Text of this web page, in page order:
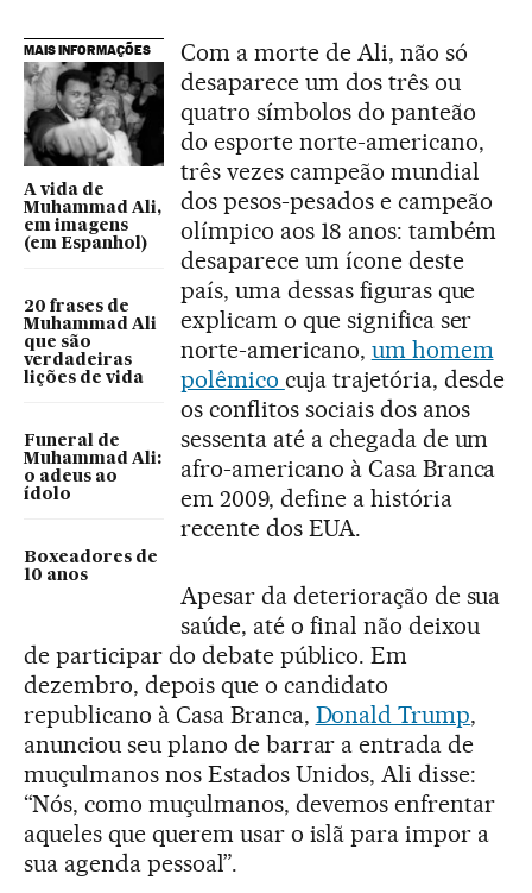
MAIS INFORMAÇÕES
A vida de
Muhammad Ali,
em imagens
(em Espanhol)
20 frases de
Muhammad Ali
que são
verdadeiras
lições de vida
Funeral de
Muhammad Ali:
o adeus ao
ídolo
Boxeadores de
10 anos
Com a morte de Ali, não só
desaparece um dos três ou
quatro símbolos do panteão
do esporte norte-americano,
três vezes campeão mundial
dos pesos-pesados e campeão
olímpico aos 18 anos: também
desaparece um ícone deste
país, uma dessas figuras que
explicam o que significa ser
norte-americano, um homem
polêmico cuja trajetória, desde
os conflitos sociais dos anos
sessenta até a chegada de um
afro-americano à Casa Branca
em 2009, define a história
recente dos EUA.
Apesar da deterioração de sua
saúde, até o final não deixou
de participar do debate público. Em
dezembro, depois que o candidato
republicano à Casa Branca, Donald Trump,
anunciou seu plano de barrar a entrada de
muçulmanos nos Estados Unidos, Ali disse:
“Nós, como muçulmanos, devemos enfrentar
aqueles que querem usar o islã para impor a
sua agenda pessoal”.